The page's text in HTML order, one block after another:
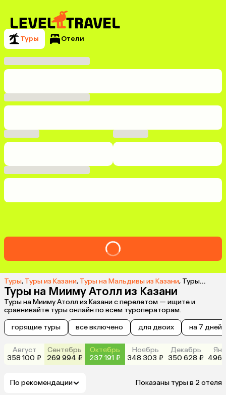
Туры Отели
Туры, Туры из Казани, Туры на Мальдивы из Казани, Туры на Мииму Атолл из Казани
Туры на Мииму Атолл из Казани
Туры на Мииму Атолл из Казани с перелетом — ищите и
сравнивайте туры онлайн по всем туроператорам.
горящие туры
все включено для двоих на 7 дней
Август
358 100 ₽
Сентябрь
269 994 ₽
Октябрь
237 191 ₽
Ноябрь
348 303 ₽
Декабрь
350 628 ₽ 496
По рекомендации Показаны туры в 2 отеля